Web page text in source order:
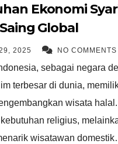
Ekonomi
Global
2025 NO COMMENTS
sebagai negara
terbesar di dunia,
wisata
religius,
wisatawan